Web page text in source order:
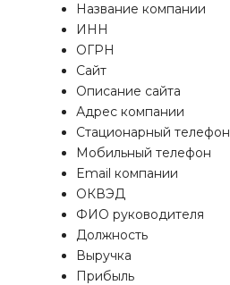
Название компании
ИНН
ОГРН
Сайт
Описание сайта
Адрес компании
Стационарный телефон
Мобильный телефон
Email компании
ОКВЭД
ФИО руководителя
Должность
Выручка
Прибыль